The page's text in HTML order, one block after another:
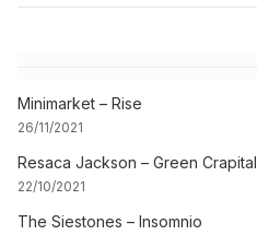
Minimarket – Rise
26/11/2021
Resaca Jackson – Green Crapital
22/10/2021
The Siestones – Insomnio